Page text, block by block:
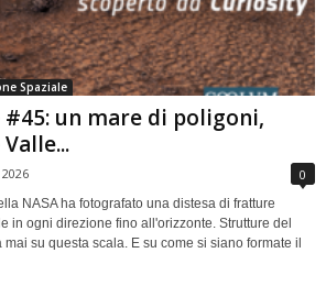
Spaziale
un mare di poligoni,
0
NASA ha fotografato una distesa di fratture
in ogni direzione fino all'orizzonte. Strutture del
su questa scala. E su come si siano formate il